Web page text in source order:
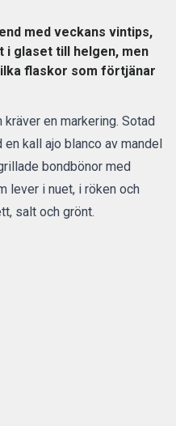
med veckans vintips,
i glaset till helgen, men
flaskor som förtjänar
en markering. Sotad
kall ajo blanco av mandel
bondbönor med
lever i nuet, i röken och
salt och grönt.